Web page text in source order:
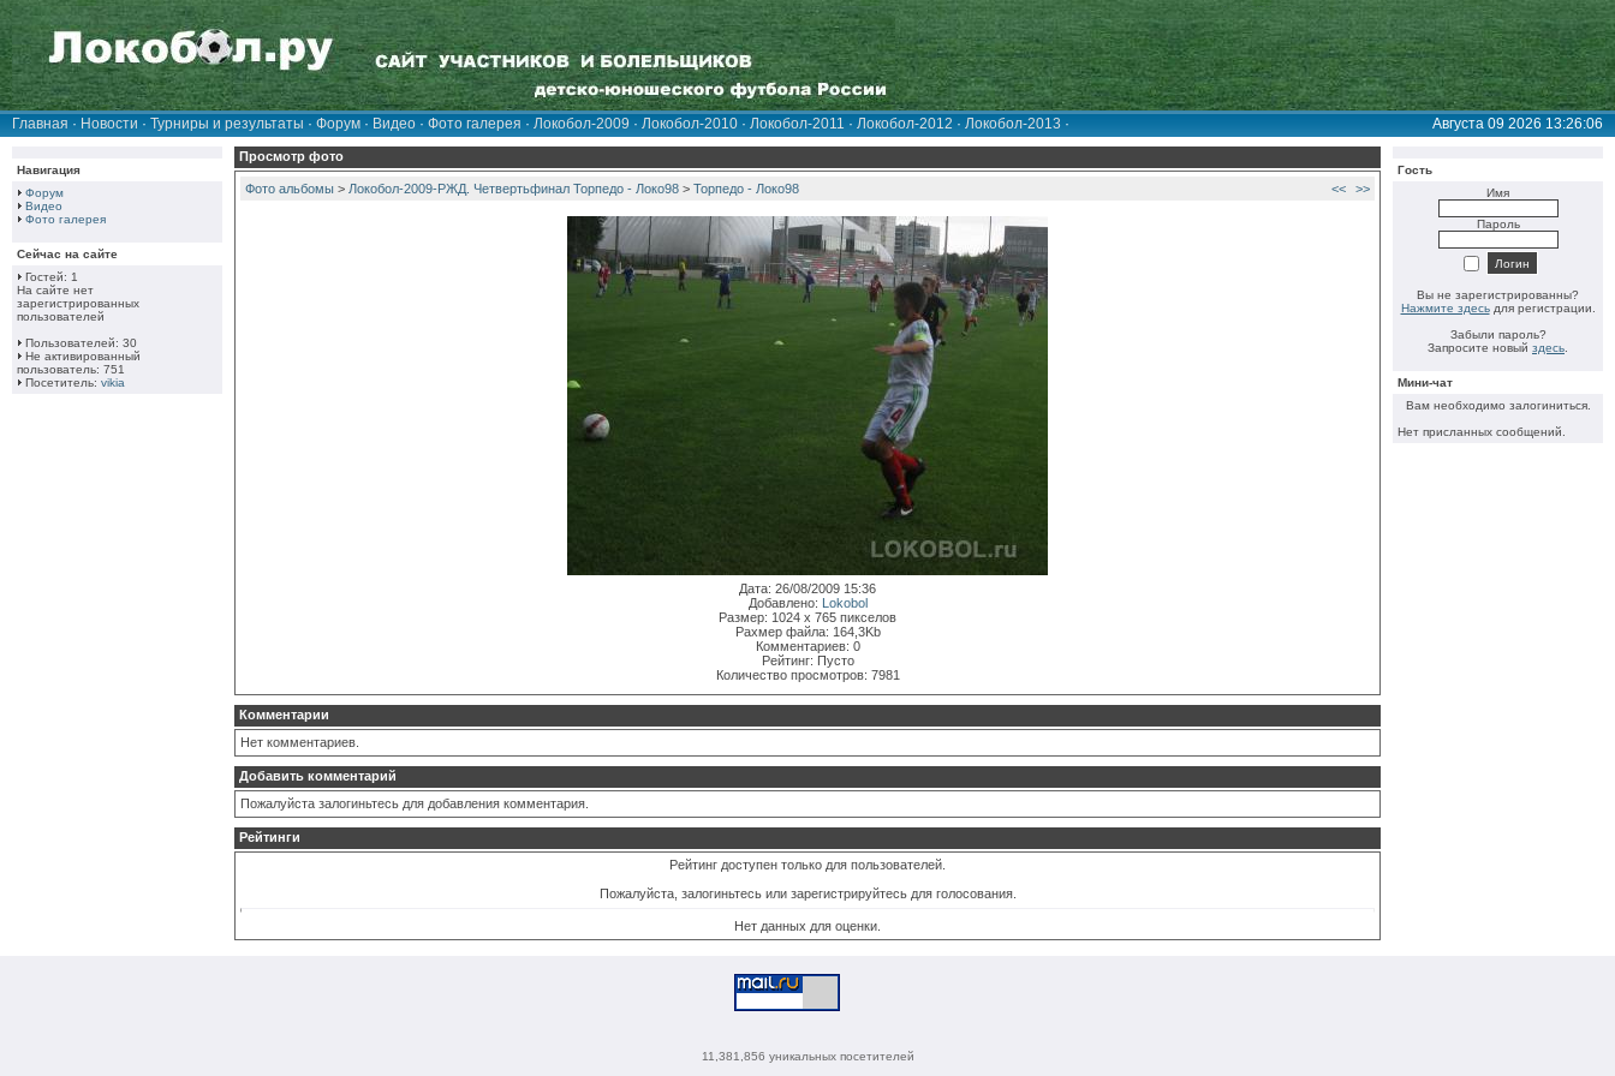
Главная · Новости · Турниры и результаты · Форум · Видео · Фото галерея · Локобол-2009 · Локобол-2010 · Локобол-2011 · Локобол-2012 · Локобол-2013 · Августа 09 2026 13:26:06
Навигация
Форум
Видео
Фото галерея
Сейчас на сайте
Гостей: 1
На сайте нет
зарегистрированных
пользователей
Пользователей: 30
Не активированный
пользователь: 751
Посетитель: vikia
Просмотр фото
Фото альбомы > Локобол-2009-РЖД. Четвертьфинал Торпедо - Локо98 > Торпедо - Локо98 << >>
Дата: 26/08/2009 15:36
Добавлено: Lokobol
Размер: 1024 x 765 пикселов
Рахмер файла: 164,3Kb
Комментариев: 0
Рейтинг: Пусто
Количество просмотров: 7981
Комментарии
Нет комментариев.
Добавить комментарий
Пожалуйста залогиньтесь для добавления комментария.
Рейтинги
Рейтинг доступен только для пользователей.
Пожалуйста, залогиньтесь или зарегистрируйтесь для голосования.
Нет данных для оценки.
Гость
Имя
Пароль
Вы не зарегистрированны?
Нажмите здесьдля регистрации.
Забыли пароль?
Запросите новый здесь.
Мини-чат
Вам необходимо залогиниться.
Нет присланных сообщений.
11,381,856 уникальных посетителей